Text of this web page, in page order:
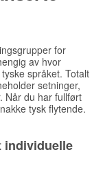
for
av hvor
språket. Totalt
setninger,
Når du har fullført
tysk flytende.
individuelle